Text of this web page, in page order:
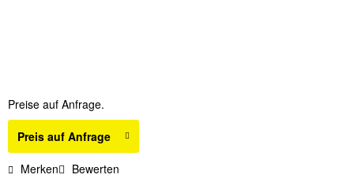
Preise auf Anfrage.
Preis auf Anfrage
Merken Bewerten